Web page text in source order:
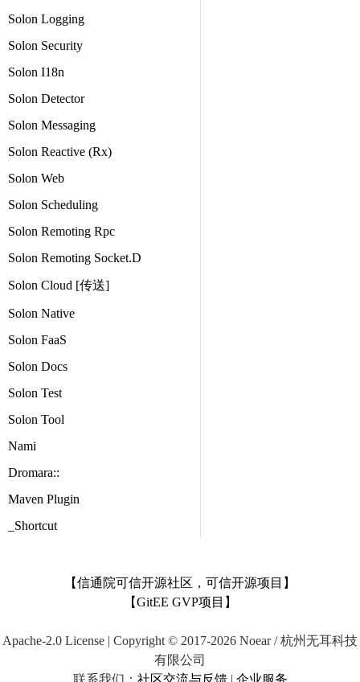
Solon Logging
Solon Security
Solon I18n
Solon Detector
Solon Messaging
Solon Reactive (Rx)
Solon Web
Solon Scheduling
Solon Remoting Rpc
Solon Remoting Socket.D
Solon Cloud [传送]
Solon Native
Solon FaaS
Solon Docs
Solon Test
Solon Tool
Nami
Dromara::
Maven Plugin
_Shortcut
【信通院可信开源社区，可信开源项目】
【GitEE GVP项目】
Apache-2.0 License | Copyright © 2017-2026 Noear / 杭州无耳科技
有限公司
联系我们： 社区交流与反馈| 企业服务